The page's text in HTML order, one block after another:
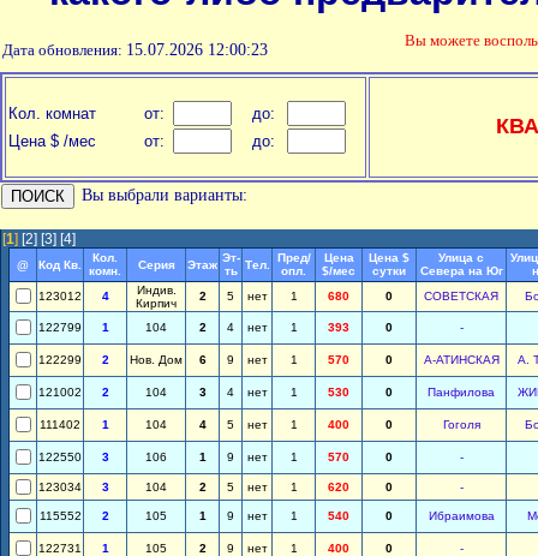
Дата обновления: 15.07.2026 12:00:23
Вы можете
Кол. комнат от:
до:
Цена $ /мес
от: до:
Вы выбрали варианты:
[1] [2] [3] [4]
@ Код Кв.
Кол.
комн.
Серия Этаж
Эт-
ть Тел.
Пред/
опл.
Цена
$/мес
Цена $
сутки
Улица с
Севера на Юг
123012
4
Индив.
Кирпич
2 5 нет 1 680 0 СОВЕТСКАЯ
122799 1 104 2 4 нет 1 393 0 -
122299 2 Нов. Дом 6 9 нет 1 570 0 А-АТИНСКАЯ А.
121002 2 104 3 4 нет 1 530 0 Панфилова
111402 1 104 4 5 нет 1 400 0 Гоголя
122550 3 106 1 9 нет 1 570 0 -
123034 3 104 2 5 нет 1 620 0 -
115552 2 105 1 9 нет 1 540 0 Ибраимова
122731 1 105 2 9 нет 1 400 0 -